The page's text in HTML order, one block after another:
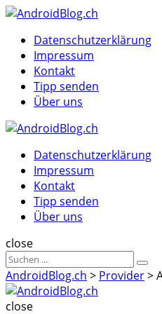
Menu
MenuDatenschutzerklärung
Impressum
Kontakt
Tipp senden
Über uns
Datenschutzerklärung
Impressum
Kontakt
Tipp senden
Über uns
Suche
close
Sucheergebnisse
für
Suche
AndroidBlog.ch > Provider>
close